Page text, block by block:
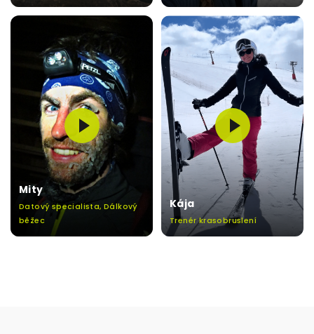
Mity
Datový specialista, Dálkový
běžec
Kája
Trenér krasobruslení